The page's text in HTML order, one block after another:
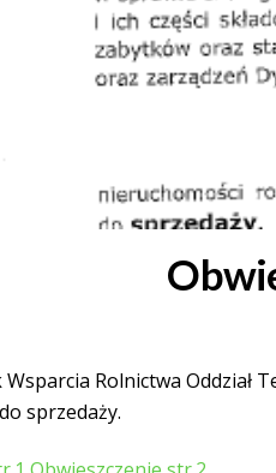
Rolnictwa
sprzedaży.